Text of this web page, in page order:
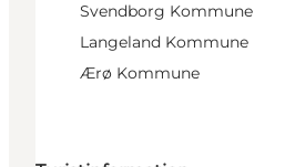
Svendborg Kommune
Langeland Kommune
Ærø Kommune